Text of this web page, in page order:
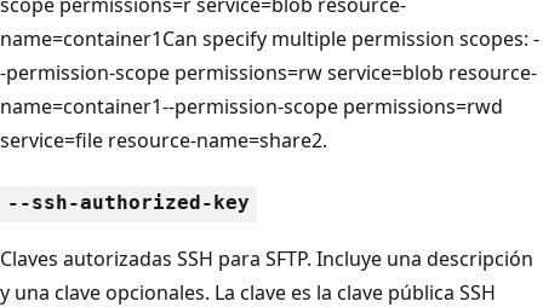
name=container1Can specify multiple permission scopes: -
-permission-scope permissions=rw service=blob resource-
name=container1--permission-scope permissions=rwd
service=file resource-name=share2.
--ssh-authorized-key
Claves autorizadas SSH para SFTP. Incluye una descripción
y una clave opcionales. La clave es la clave pública SSH